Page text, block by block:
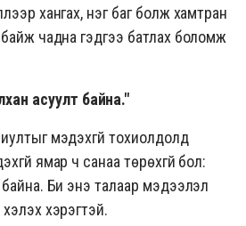
хангах, нэг баг болж хамтран
чадна гэдгээ батлах боломж
асуулт байна."
мэдэхгүй тохиолдолд
ямар ч санаа төрөхгүй бол:
Би энэ талаар мэдээлэл
хэрэгтэй.